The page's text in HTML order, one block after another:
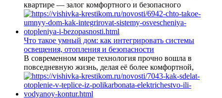
квартире — залог комфортного и безопасного
Что такое умный дом: как интегрировать системы
освещения, отопления и безопасности
В современном мире технология прочно вошла в
повседневную жизнь, делая её более комфортной,